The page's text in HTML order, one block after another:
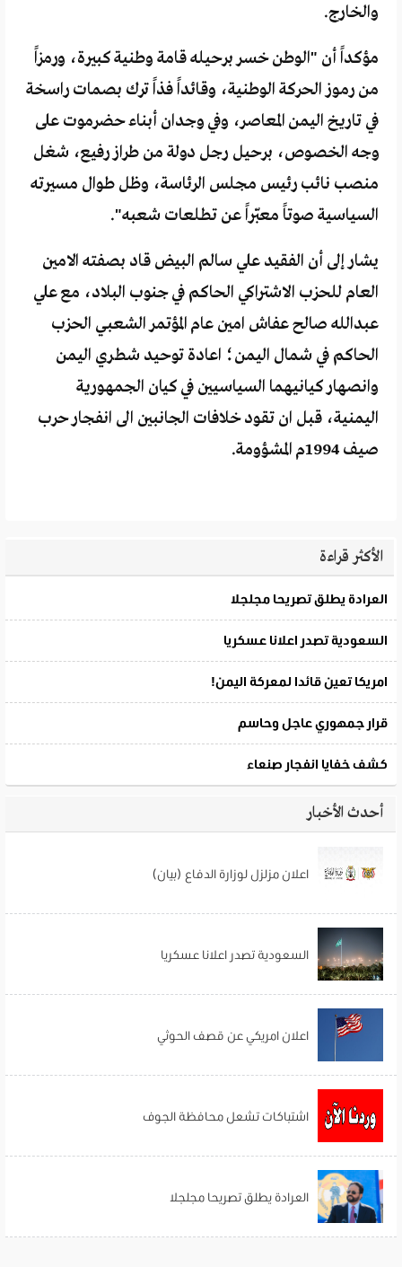
والخارج.
مؤكداً أن "الوطن خسر برحيله قامة وطنية كبيرة، ورمزاً
من رموز الحركة الوطنية، وقائداً فذاً ترك بصمات راسخة
في تاريخ اليمن المعاصر، وفي وجدان أبناء حضرموت على
وجه الخصوص، برحيل رجل دولة من طراز رفيع، شغل
منصب نائب رئيس مجلس الرئاسة، وظل طوال مسيرته
السياسية صوتاً معبّراً عن تطلعات شعبه".
يشار إلى أن الفقيد علي سالم البيض قاد بصفته الامين
العام للحزب الاشتراكي الحاكم في جنوب البلاد، مع علي
عبدالله صالح عفاش امين عام المؤتمر الشعبي الحزب
الحاكم في شمال اليمن؛ اعادة توحيد شطري اليمن
وانصهار كيانيهما السياسيين في كيان الجمهورية
اليمنية، قبل ان تقود خلافات الجانبين الى انفجار حرب
صيف 1994م المشؤومة.
الأكثر قراءة
أحدث الأخبار
اعلان مزلزل لوزارة الدفاع (بيان)
السعودية تصدر اعلانا عسكريا
اعلان امريكي عن قصف الحوثي
اشتباكات تشعل محافظة الجوف
العرادة يطلق تصريحا مجلجلا